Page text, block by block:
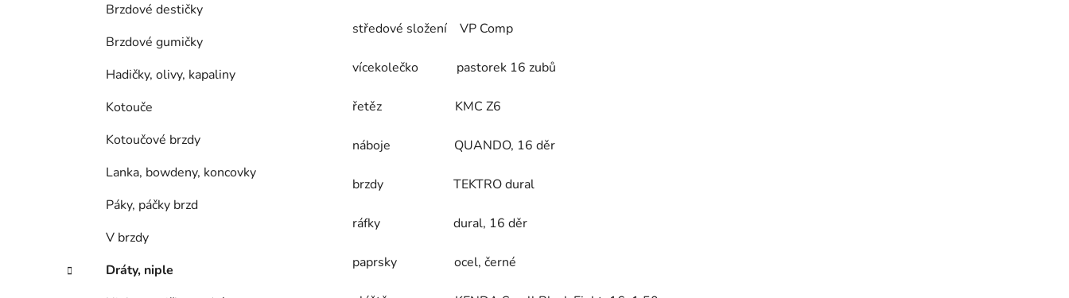
Brzdové destičky
Brzdové gumičky
Hadičky, olivy, kapaliny
Kotouče
Kotoučové brzdy
Lanka, bowdeny, koncovky
Páky, páčky brzd
V brzdy
Dráty, niple
středové složení VP Comp
vícekolečko pastorek 16 zubů
řetěz KMC Z6
náboje QUANDO, 16 děr
brzdy TEKTRO dural
ráfky dural, 16 děr
paprsky ocel, černé